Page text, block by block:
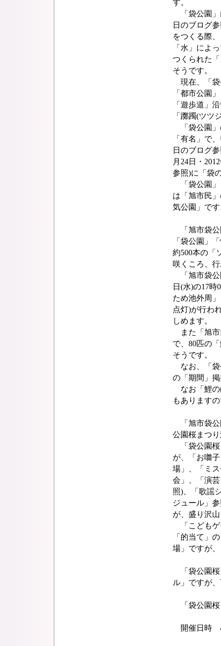
す。
「袋公園」
日のブログ
をつくる際
「水」によ
つくられた
そうです。
現在、「袋
「都市公園
「遊歩道」
「躑躅(ツツ
「袋公園」
「有名」で
日のブログ
月24日・
参照)に「袋
「袋公園」
は「旭市民
気公園」で
「旭市袋公
「袋公園」
約500本の「
咲くころ、
「旭市袋公
日(水)の17
ため池外周
点灯)が行わ
しめます。
また「旭市
で、80匹の
そうです。
なお、「袋
の「期間」
なお「鯉の
もあります
「旭市袋公
公園桜まつ
「袋公園桜
が、「お囃
場」、「ミ
会」、「演
照)、「歌謡
ジュール」
が、盛り沢
「こどもゲ
「的当て」
場」ですが
「袋公園桜
ル」ですが
「袋公園桜
開催日時 4